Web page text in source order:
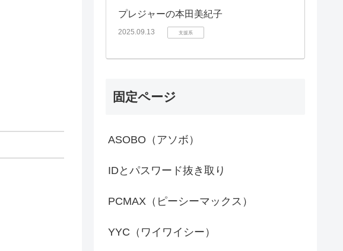
プレジャーの本田美紀子
2025.09.13 支援系
固定ページ
ASOBO（アソボ）
IDとパスワード抜き取り
PCMAX（ピーシーマックス）
YYC（ワイワイシー）